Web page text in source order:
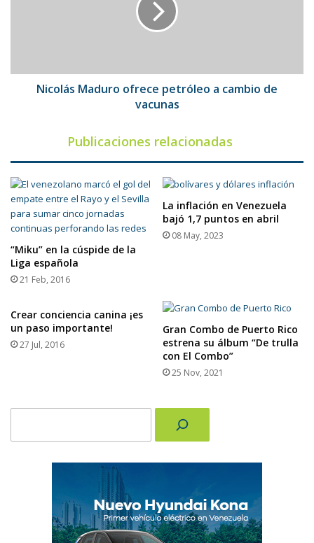
Nicolás Maduro ofrece petróleo a cambio de
vacunas
Publicaciones relacionadas
“Miku” en la cúspide de la
Liga española
21 Feb, 2016
La inflación en Venezuela
bajó 1,7 puntos en abril
08 May, 2023
Crear conciencia canina ¡es
un paso importante!
27 Jul, 2016
Gran Combo de Puerto Rico
estrena su álbum “De trulla
con El Combo”
25 Nov, 2021